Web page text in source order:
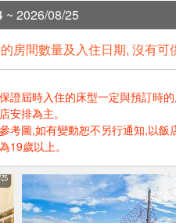
~ 2026/08/25
房間數量及入住日期, 沒有
證屆時入住的床型一定與預訂時
安排為主。
考圖,如有變動恕不另行通知,以飯
19歲以上。